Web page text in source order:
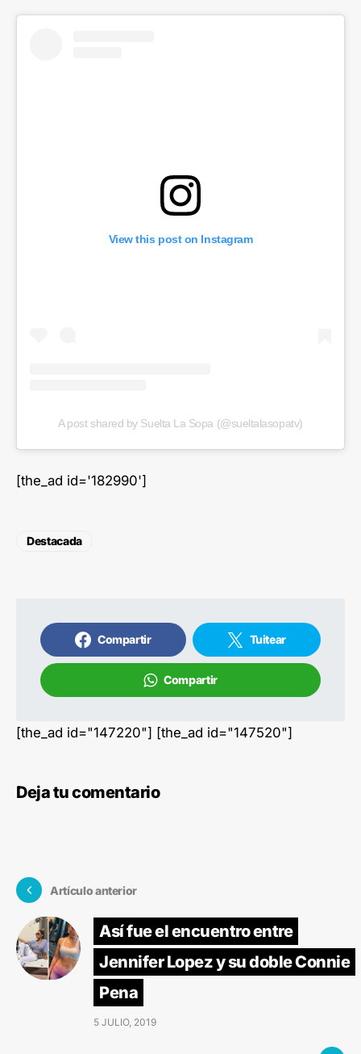
View this post on Instagram
A post shared by Suelta La Sopa (@sueltalasopatv)
[the_ad id='182990']
Destacada
Compartir Tuitear
Compartir
[the_ad id="147220"] [the_ad id="147520"]
Deja tu comentario
Artículo anterior
Así fue el encuentro entre
Jennifer Lopez y su doble Connie
Pena
5 JULIO, 2019